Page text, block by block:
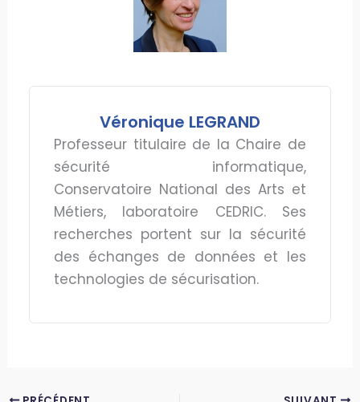
Véronique LEGRAND
Professeur titulaire de la Chaire de
sécurité informatique,
Conservatoire National des Arts et
Métiers, laboratoire CEDRIC. Ses
recherches portent sur la sécurité
des échanges de données et les
technologies de sécurisation.